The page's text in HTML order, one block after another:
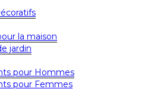
la maison
jardin
pour Hommes
pour Femmes